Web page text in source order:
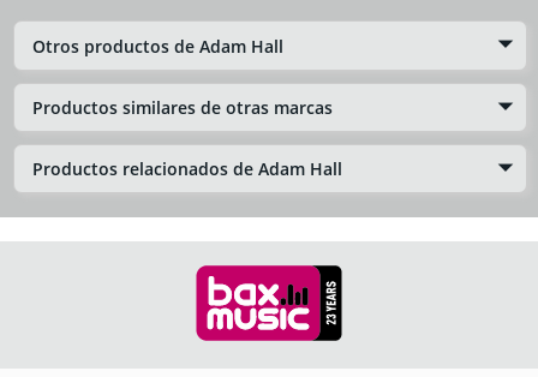
Otros productos de Adam Hall
Productos similares de otras marcas
Productos relacionados de Adam Hall